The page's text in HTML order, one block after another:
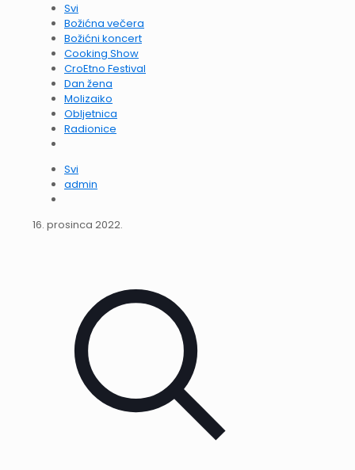
Svi
Božićna večera
Božićni koncert
Cooking Show
CroEtno Festival
Dan žena
Molizaiko
Obljetnica
Radionice
Svi
admin
16. prosinca 2022.